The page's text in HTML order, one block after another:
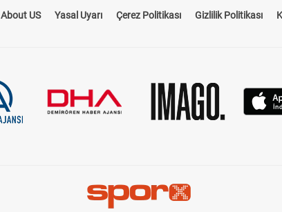
About US Yasal Uyarı Çerez Politikası Gizlilik Politikası